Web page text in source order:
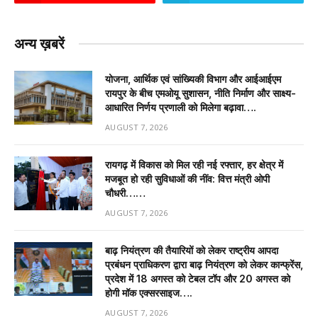
अन्य ख़बरें
योजना, आर्थिक एवं सांख्यिकी विभाग और आईआईएम
रायपुर के बीच एमओयू सुशासन, नीति निर्माण और साक्ष्य-
आधारित निर्णय प्रणाली को मिलेगा बढ़ावा….
AUGUST 7, 2026
रायगढ़ में विकास को मिल रही नई रफ्तार, हर क्षेत्र में
मजबूत हो रही सुविधाओं की नींव: वित्त मंत्री ओपी
चौधरी……
AUGUST 7, 2026
बाढ़ नियंत्रण की तैयारियों को लेकर राष्ट्रीय आपदा
प्रबंधन प्राधिकरण द्वारा बाढ़ नियंत्रण को लेकर कान्फ्रेंस,
प्रदेश में 18 अगस्त को टेबल टॉप और 20 अगस्त को
होगी मॉक एक्सरसाइज….
AUGUST 7, 2026